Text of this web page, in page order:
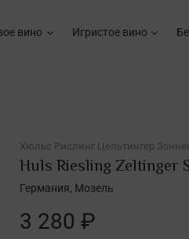
вино Игристое вино
Хюльс Рислинг Цельтингер
Huls Riesling Zeltinger
3 280 ₽
Германия, Мозель